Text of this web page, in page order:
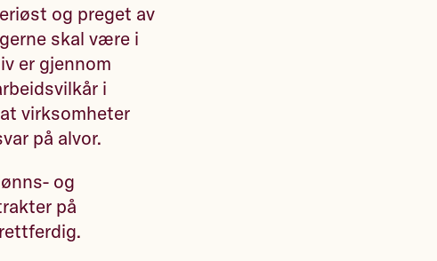
og preget av
skal være i
er gjennom
i
virksomheter
på alvor.
og
på